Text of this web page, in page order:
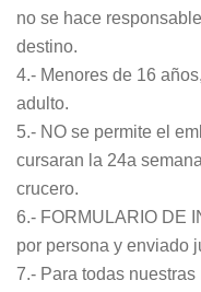
no se hace
destino.
4.- Menores de 16
adulto.
5.- NO se permite el
cursaran la 24a
crucero.
6.- FORMULARIO DE
por persona y enviado
7.- Para todas